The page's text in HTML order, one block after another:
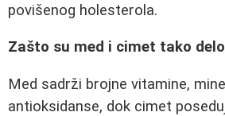
povišenog holesterola.
Zašto su med i cimet tako
Med sadrži brojne vitamine,
antioksidanse, dok cimet